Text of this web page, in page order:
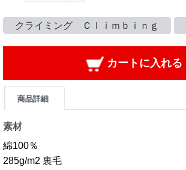
クライミング Ｃｌｉｍｂｉｎｇ
カートに入れる
商品詳細
素材
綿100％
285g/m2 裏毛